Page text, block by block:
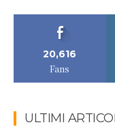
20,616
Fans
ULTIMI